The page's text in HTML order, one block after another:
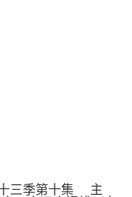
十三季第十集 主